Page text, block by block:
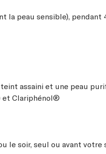
la peau sensible), pendant
assaini et une peau
et Clariphénol®
le soir, seul ou avant votre